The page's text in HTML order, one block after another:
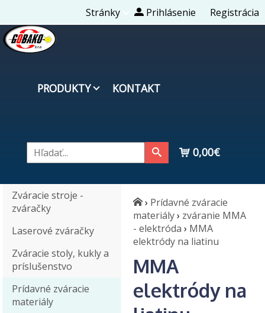
Stránky Prihlásenie Registrácia
PRODUKTY KONTAKT
0,00€
Zváracie stroje -
zváračky
Laserové zváračky
Zváracie stoly, kukly a
príslušenstvo
Prídavné zváracie
materiály
› Prídavné zváracie
materiály› zváranie MMA
- elektróda › MMA
elektródy na liatinu
MMA
elektródy na